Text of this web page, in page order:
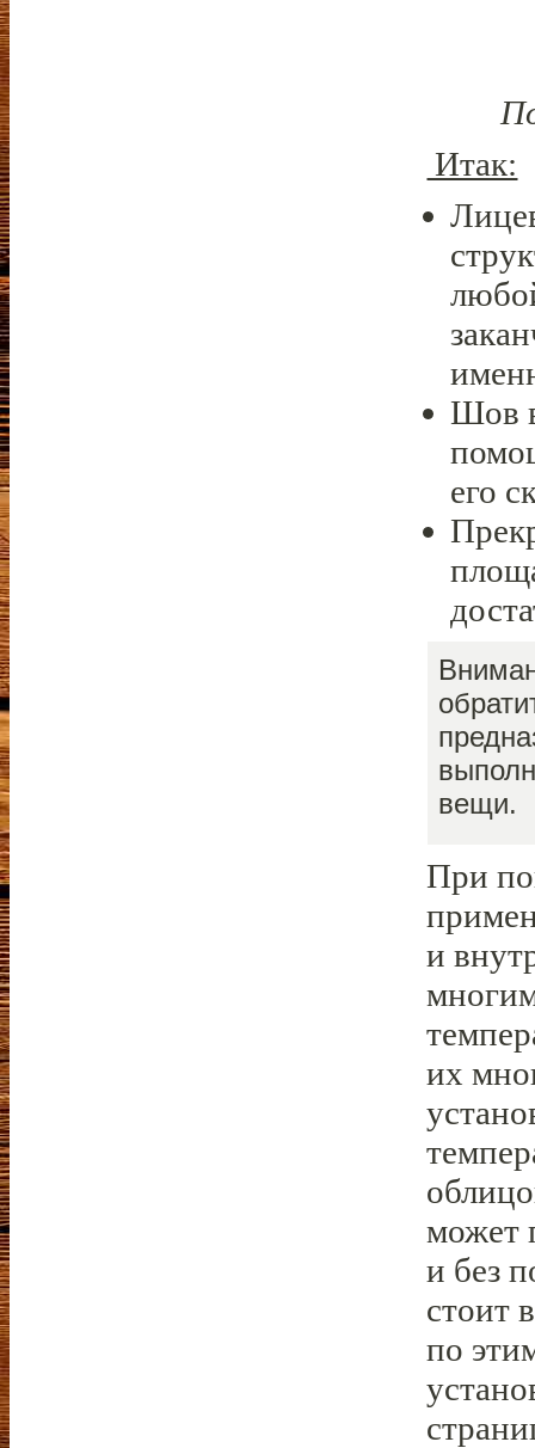
Итак:
Шов
его
вещи.
При
и
их
может
и без
стоит
по